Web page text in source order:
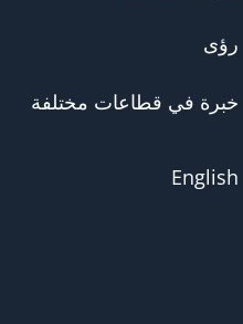
رؤى
خبرة في قطاعات مختلفة
English